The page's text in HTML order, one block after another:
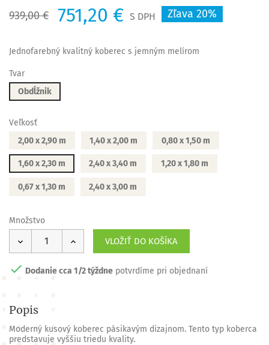
939,00 € 751,20 € S DPH Zľava 20%
Jednofarebný kvalitný koberec s jemným melírom
Tvar
Obdĺžnik
Veľkosť
2,00 x 2,90 m
1,40 x 2,00 m 0,80 x 1,50 m
1,60 x 2,30 m 2,40 x 3,40 m 1,20 x 1,80 m
0,67 x 1,30 m 2,40 x 3,00 m
Množstvo
VLOŽIŤ DO KOŠÍKA
 Dodanie cca 1/2 týždne potvrdíme pri objednaní
Popis
Moderný kusový koberec pásikavým dizajnom. Tento typ koberca
predstavuje vyššiu triedu kvality.